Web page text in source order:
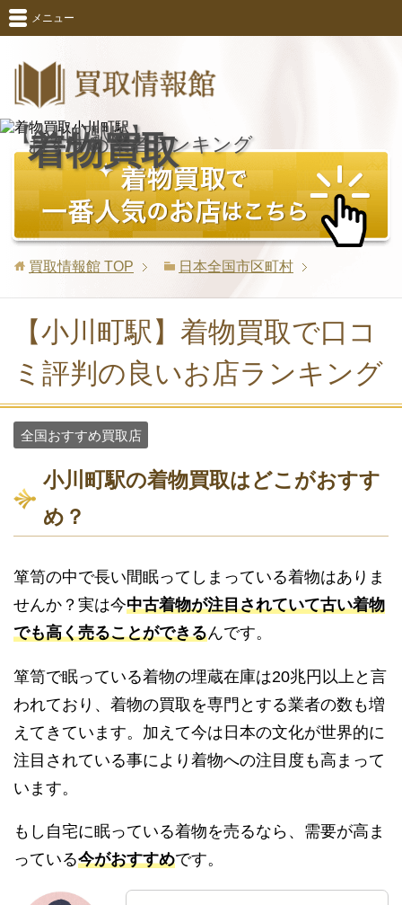
メニュー
【小川町駅版】
着物買取
おすすめ業者ランキング
買取情報館 TOP 日本全国市区町村
【小川町駅】着物買取で口コ
ミ評判の良いお店ランキング
全国おすすめ買取店
小川町駅の着物買取はどこがおすす
め？
箪笥の中で長い間眠ってしまっている着物はありま
せんか？実は今中古着物が注目されていて古い着物
でも高く売ることができるんです。
箪笥で眠っている着物の埋蔵在庫は20兆円以上と言
われており、着物の買取を専門とする業者の数も増
えてきています。加えて今は日本の文化が世界的に
注目されている事により着物への注目度も高まって
います。
もし自宅に眠っている着物を売るなら、需要が高ま
っている今がおすすめです。